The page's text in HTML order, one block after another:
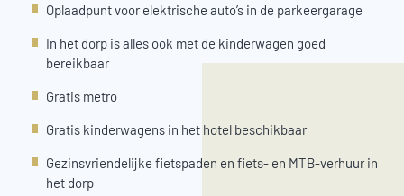
Oplaadpunt voor elektrische auto’s in de parkeergarage
In het dorp is alles ook met de kinderwagen goed
bereikbaar
Gratis metro
Gratis kinderwagens in het hotel beschikbaar
Gezinsvriendelijke fietspaden en fiets- en MTB-verhuur in
het dorp